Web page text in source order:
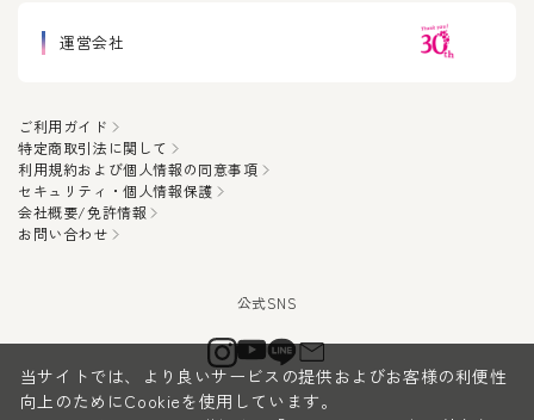
運営会社
ご利用ガイド
特定商取引法に関して
利用規約および個人情報の同意事項
セキュリティ・個人情報保護
会社概要/免許情報
お問い合わせ
当サイトでは、より良いサービスの提供およびお客様の利便性
向上のためにCookieを使用しています。